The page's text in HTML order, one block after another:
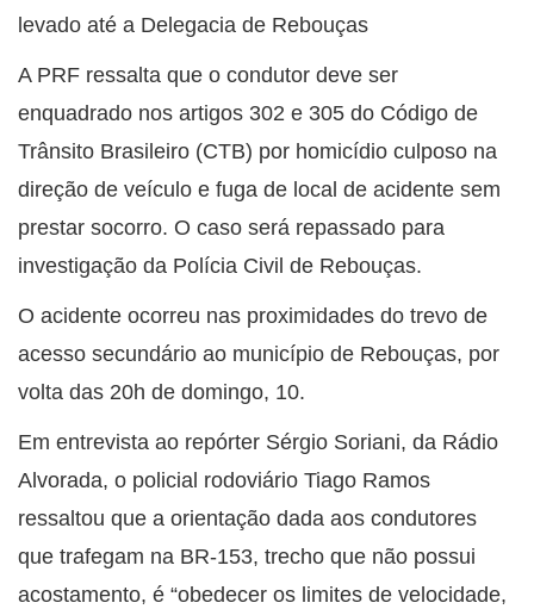
levado até a Delegacia de Rebouças
A PRF ressalta que o condutor deve ser
enquadrado nos artigos 302 e 305 do Código de
Trânsito Brasileiro (CTB) por homicídio culposo na
direção de veículo e fuga de local de acidente sem
prestar socorro. O caso será repassado para
investigação da Polícia Civil de Rebouças.
O acidente ocorreu nas proximidades do trevo de
acesso secundário ao município de Rebouças, por
volta das 20h de domingo, 10.
Em entrevista ao repórter Sérgio Soriani, da Rádio
Alvorada, o policial rodoviário Tiago Ramos
ressaltou que a orientação dada aos condutores
que trafegam na BR-153, trecho que não possui
acostamento, é “obedecer os limites de velocidade,